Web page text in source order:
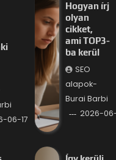
06-17
Hogyan írj
olyan
cikket,
ami TOP3-
ba kerül
SEO
alapok-
Burai Barbi
2026-06-